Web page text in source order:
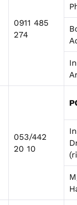
0911 485
274
053/442
20 10